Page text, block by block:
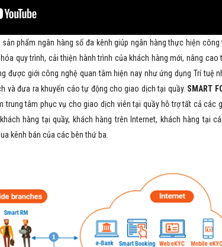
sản phẩm ngân hàng số đa kênh giúp ngân hàng thực hiện
quy trình, cải thiện hành trình của khách hàng mới, nâng
được giới công nghệ quan tâm hiện nay như ứng dụng Trí tuệ
và đưa ra khuyến cáo tự động cho giao dịch tại quầy. SMART
trung tâm phục vụ cho giao dịch viên tại quầy hỗ trợ tất cả các
hàng tại quầy, khách hàng trên Internet, khách hàng tại
kênh bán của các bên thứ ba.